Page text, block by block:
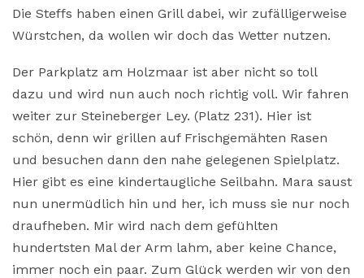
Die Steffs haben einen Grill dabei, wir zufälligerweise
Würstchen, da wollen wir doch das Wetter nutzen.
Der Parkplatz am Holzmaar ist aber nicht so toll
dazu und wird nun auch noch richtig voll. Wir fahren
weiter zur Steineberger Ley. (Platz 231). Hier ist
schön, denn wir grillen auf Frischgemähten Rasen
und besuchen dann den nahe gelegenen Spielplatz.
Hier gibt es eine kindertaugliche Seilbahn. Mara saust
nun unermüdlich hin und her, ich muss sie nur noch
draufheben. Mir wird nach dem gefühlten
hundertsten Mal der Arm lahm, aber keine Chance,
immer noch ein paar. Zum Glück werden wir von den